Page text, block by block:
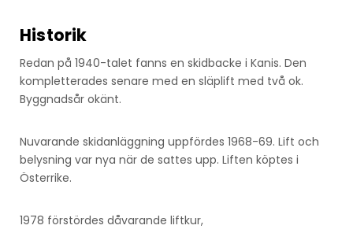
Historik
Redan på 1940-talet fanns en skidbacke i Kanis. Den
kompletterades senare med en släplift med två ok.
Byggnadsår okänt.
Nuvarande skidanläggning uppfördes 1968-69. Lift och
belysning var nya när de sattes upp. Liften köptes i
Österrike.
1978 förstördes dåvarande liftkur,